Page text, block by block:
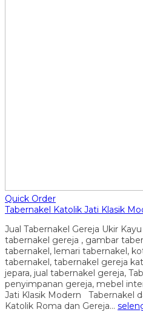
Quick Order
Tabernakel Katolik Jati Klasik
Jual Tabernakel Gereja Ukir
tabernakel gereja , gambar
tabernakel, lemari tabernakel,
tabernakel, tabernakel gereja
jepara, jual tabernakel gereja,
penyimpanan gereja, mebel
Jati Klasik Modern Tabernakel
Katolik Roma dan Gereja…